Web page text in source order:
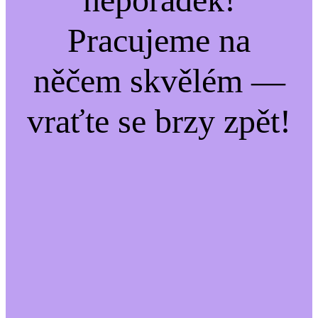
Pracujeme na
něčem skvělém —
vraťte se brzy zpět!